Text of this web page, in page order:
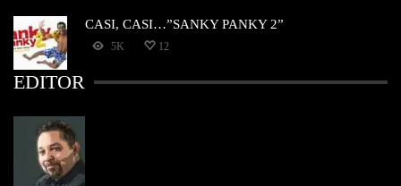
CASI, CASI…”SANKY PANKY 2”
5K 12
EDITOR